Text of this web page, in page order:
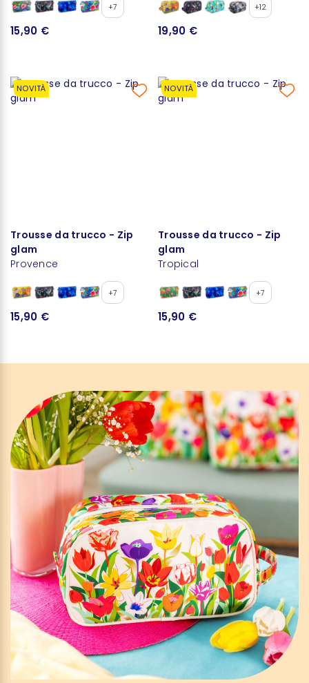
+7
15,90 €
+12
19,90 €
NOVITÀ
Trousse da trucco - Zip
glam
Provence
+7
15,90 €
NOVITÀ
Trousse da trucco - Zip
glam
Tropical
+7
15,90 €